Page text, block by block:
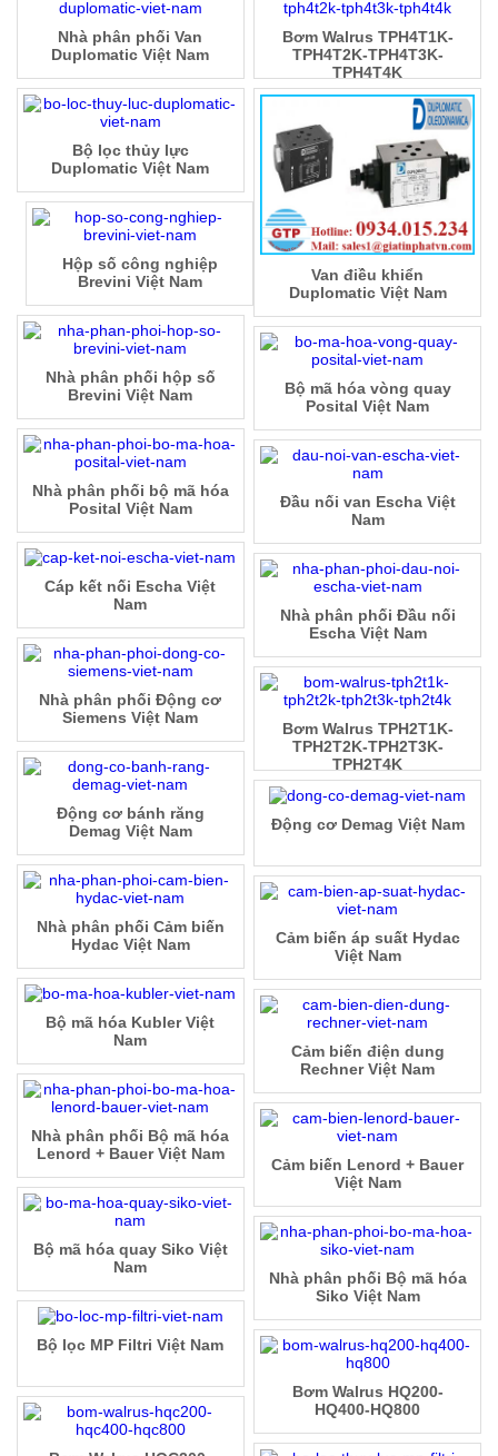
Bơm Walrus TPH4T1K-
TPH4T2K-TPH4T3K-
TPH4T4K
Nhà phân phối Van
Duplomatic Việt Nam
Van điều khiển
Duplomatic Việt Nam
Bộ lọc thủy lực
Duplomatic Việt Nam
Hộp số công nghiệp
Brevini Việt Nam
Nhà phân phối hộp số
Brevini Việt Nam
Bộ mã hóa vòng quay
Posital Việt Nam
Nhà phân phối bộ mã hóa
Posital Việt Nam
Đầu nối van Escha Việt
Nam
Cáp kết nối Escha Việt
Nam
Nhà phân phối Đầu nối
Escha Việt Nam
Nhà phân phối Động cơ
Siemens Việt Nam
Bơm Walrus TPH2T1K-
TPH2T2K-TPH2T3K-
TPH2T4K
Động cơ bánh răng
Demag Việt Nam
Động cơ Demag Việt Nam
Nhà phân phối Cảm biến
Hydac Việt Nam
Cảm biến áp suất Hydac
Việt Nam
Bộ mã hóa Kubler Việt
Nam
Cảm biến điện dung
Rechner Việt Nam
Nhà phân phối Bộ mã hóa
Lenord + Bauer Việt Nam
Cảm biến Lenord + Bauer
Việt Nam
Bộ mã hóa quay Siko Việt
Nam
Nhà phân phối Bộ mã hóa
Siko Việt Nam
Bộ lọc MP Filtri Việt Nam
Bơm Walrus HQ200-
HQ400-HQ800